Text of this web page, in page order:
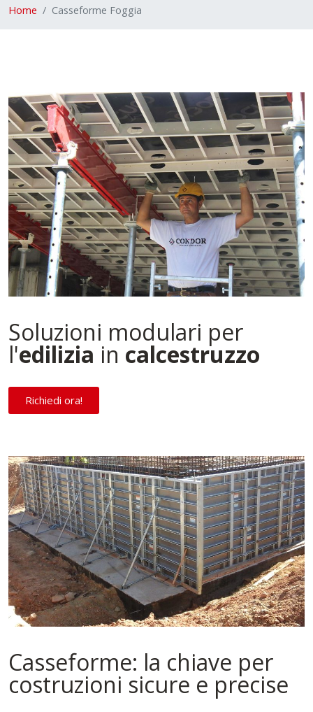
Home Casseforme Foggia
Soluzioni modulari per
l'edilizia in calcestruzzo
Richiedi ora!
Casseforme: la chiave per
costruzioni sicure e precise